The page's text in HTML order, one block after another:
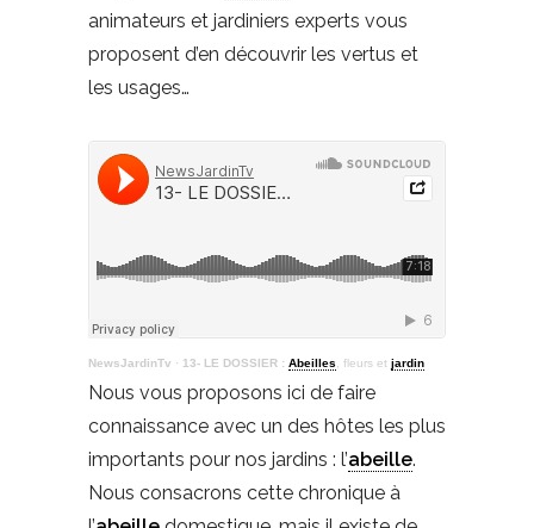
animateurs et jardiniers experts vous
proposent d’en découvrir les vertus et
les usages…
NewsJardinTv · 13- LE DOSSIER : Abeilles , fleurs et jardin
Nous vous proposons ici de faire
connaissance avec un des hôtes les plus
importants pour nos jardins : l’abeille.
Nous consacrons cette chronique à